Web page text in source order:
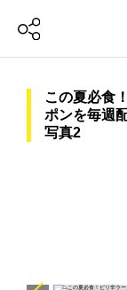
この夏必食
ポンを毎週
写真2